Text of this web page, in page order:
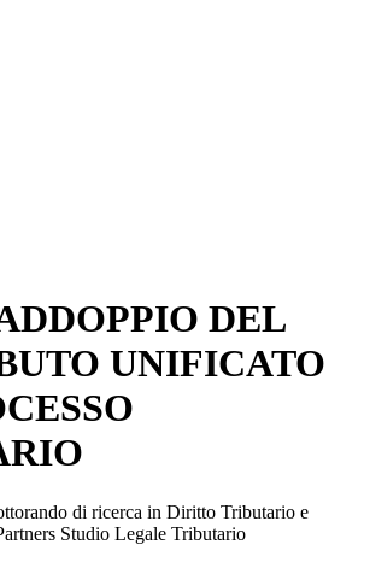
DEL
UNIFICATO
di ricerca in Diritto Tributario e
Studio Legale Tributario